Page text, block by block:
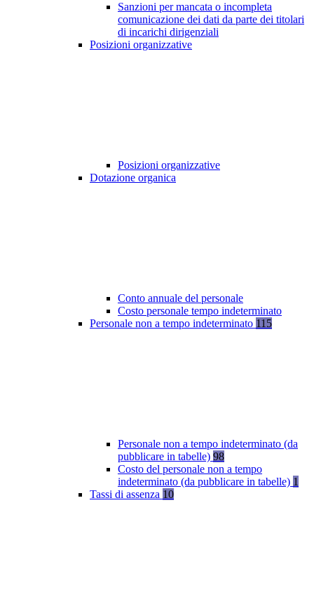
Sanzioni per mancata o incompleta
comunicazione dei dati da parte dei titolari
di incarichi dirigenziali
Posizioni organizzative
Posizioni organizzative
Dotazione organica
Conto annuale del personale
Costo personale tempo indeterminato
Personale non a tempo indeterminato 115
Personale non a tempo indeterminato (da
pubblicare in tabelle) 98
Costo del personale non a tempo
indeterminato (da pubblicare in tabelle) 1
Tassi di assenza 10